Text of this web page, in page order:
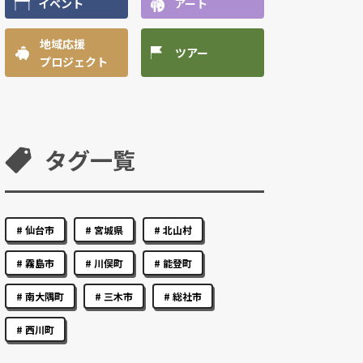
イベント アート
地域応援
プロジェクト
ツアー
タグ一覧
仙台市 宮城県 北山村
霧島市 川俣町 能登町
南大隅町 三木市 総社市
西川町